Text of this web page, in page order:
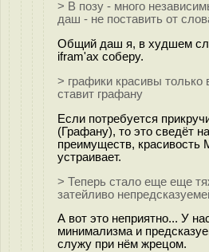
> В позу - много
даш - не поставить от
Общий даш я, в худшем
ifram'ах соберу.
> графики красивы только
ставит графану
Если потребуется
(Графану), то это сведёт
преимуществ, красивость
устраивает.
> Теперь стало еще еще
затейливо
А вот это неприятно... У
минимализма и
служу при нём жрецом.